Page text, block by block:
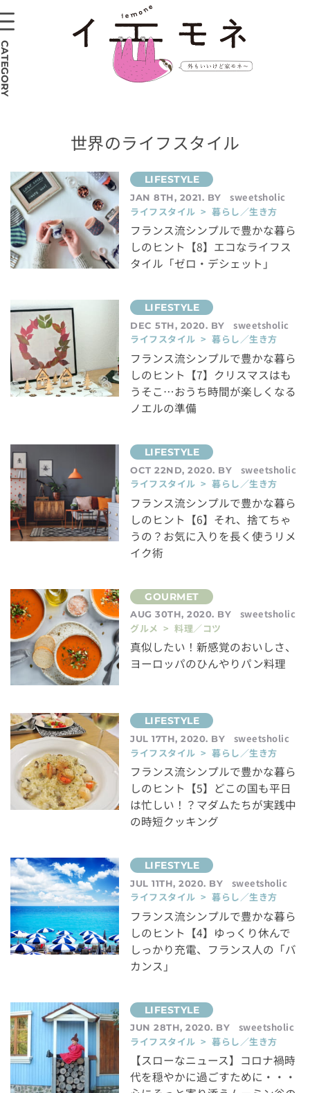
世界のライフスタイル
JAN 8TH, 2021. BY
sweetsholic
ライフスタイル > 暮らし／生き方
フランス流シンプルで豊かな暮ら
しのヒント【8】エコなライフス
タイル「ゼロ・デシェット」
DEC 5TH, 2020. BY
sweetsholic
ライフスタイル > 暮らし／生き方
フランス流シンプルで豊かな暮ら
しのヒント【7】クリスマスはも
うそこ…おうち時間が楽しくなる
ノエルの準備
OCT 22ND, 2020. BY
sweetsholic
ライフスタイル > 暮らし／生き方
フランス流シンプルで豊かな暮ら
しのヒント【6】それ、捨てちゃ
うの？お気に入りを長く使うリメ
イク術
AUG 30TH, 2020. BY
sweetsholic
グルメ > 料理／コツ
真似したい！新感覚のおいしさ、
ヨーロッパのひんやりパン料理
JUL 17TH, 2020. BY
sweetsholic
ライフスタイル > 暮らし／生き方
フランス流シンプルで豊かな暮ら
しのヒント【5】どこの国も平日
は忙しい！？マダムたちが実践中
の時短クッキング
JUL 11TH, 2020. BY
sweetsholic
ライフスタイル > 暮らし／生き方
フランス流シンプルで豊かな暮ら
しのヒント【4】ゆっくり休んで
しっかり充電、フランス人の「バ
カンス」
JUN 28TH, 2020. BY
sweetsholic
ライフスタイル > 暮らし／生き方
【スローなニュース】コロナ禍時
代を穏やかに過ごすために・・・